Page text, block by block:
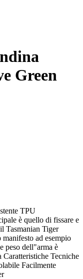
Green
TPU
è quello di fissare e
Tasmanian Tiger
ad esempio
peso dell"arma è
Tecniche
Facilmente